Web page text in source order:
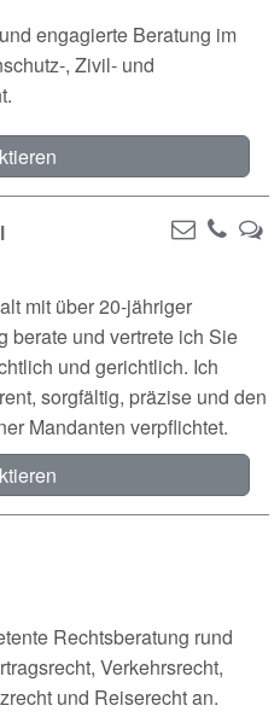
engagierte Beratung im
, Zivil- und
mit über 20-jähriger
berate und vertrete ich Sie
und gerichtlich. Ich
sorgfältig, präzise und den
Mandanten verpflichtet.
Rechtsberatung rund
Verkehrsrecht,
und Reiserecht an.